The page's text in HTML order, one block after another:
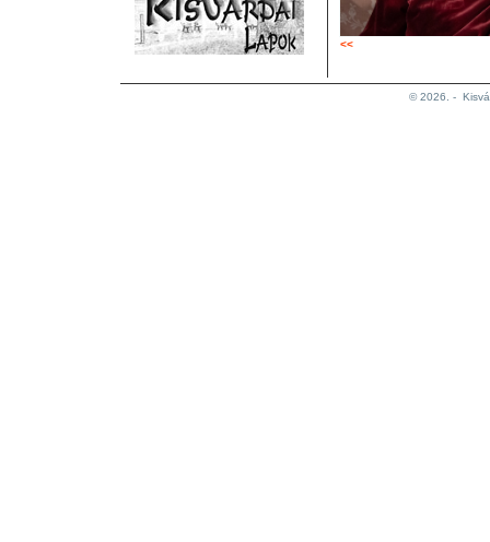
<<
© 2026. -